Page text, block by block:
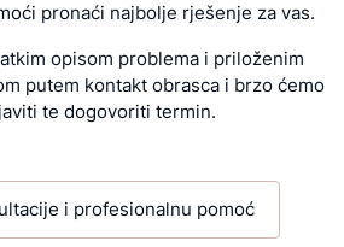
pronaći najbolje rješenje za vas.
opisom problema i priloženim
putem kontakt obrasca i brzo ćemo
te dogovoriti termin.
i profesionalnu pomoć